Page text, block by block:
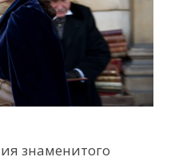
знаменитого